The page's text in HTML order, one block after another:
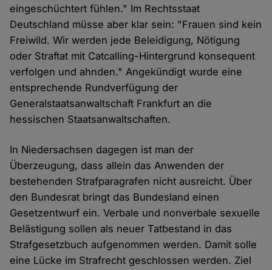
eingeschüchtert fühlen." Im Rechtsstaat
Deutschland müsse aber klar sein: "Frauen sind kein
Freiwild. Wir werden jede Beleidigung, Nötigung
oder Straftat mit Catcalling-Hintergrund konsequent
verfolgen und ahnden." Angekündigt wurde eine
entsprechende Rundverfügung der
Generalstaatsanwaltschaft Frankfurt an die
hessischen Staatsanwaltschaften.
In Niedersachsen dagegen ist man der
Überzeugung, dass allein das Anwenden der
bestehenden Strafparagrafen nicht ausreicht. Über
den Bundesrat bringt das Bundesland einen
Gesetzentwurf ein. Verbale und nonverbale sexuelle
Belästigung sollen als neuer Tatbestand in das
Strafgesetzbuch aufgenommen werden. Damit solle
eine Lücke im Strafrecht geschlossen werden. Ziel